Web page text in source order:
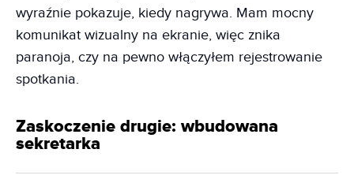
wyraźnie pokazuje, kiedy nagrywa. Mam mocny
komunikat wizualny na ekranie, więc znika
paranoja, czy na pewno włączyłem rejestrowanie
spotkania.
Zaskoczenie drugie: wbudowana
sekretarka